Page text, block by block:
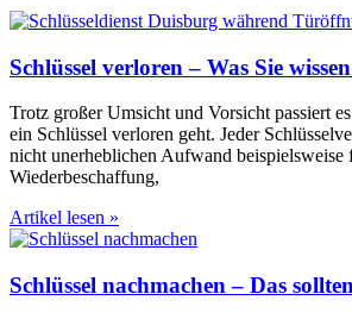
Schlüssel verloren – Was Sie
Trotz großer Umsicht und Vorsicht passiert
ein Schlüssel verloren geht. Jeder
nicht unerheblichen Aufwand beispielsweise
Wiederbeschaffung,
Artikel lesen »
Schlüssel nachmachen – Das